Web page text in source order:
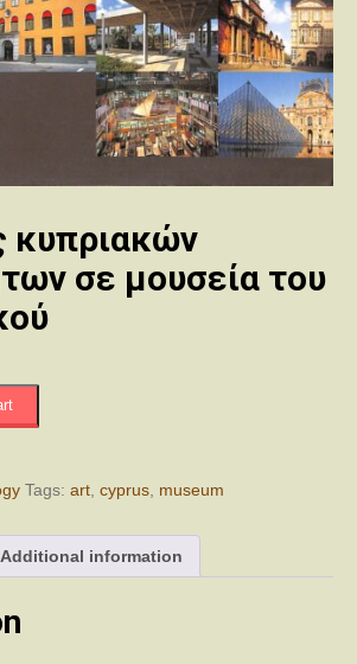
κυπριακών
σε μουσεία του
Tags: art cyprus museum
Additional information